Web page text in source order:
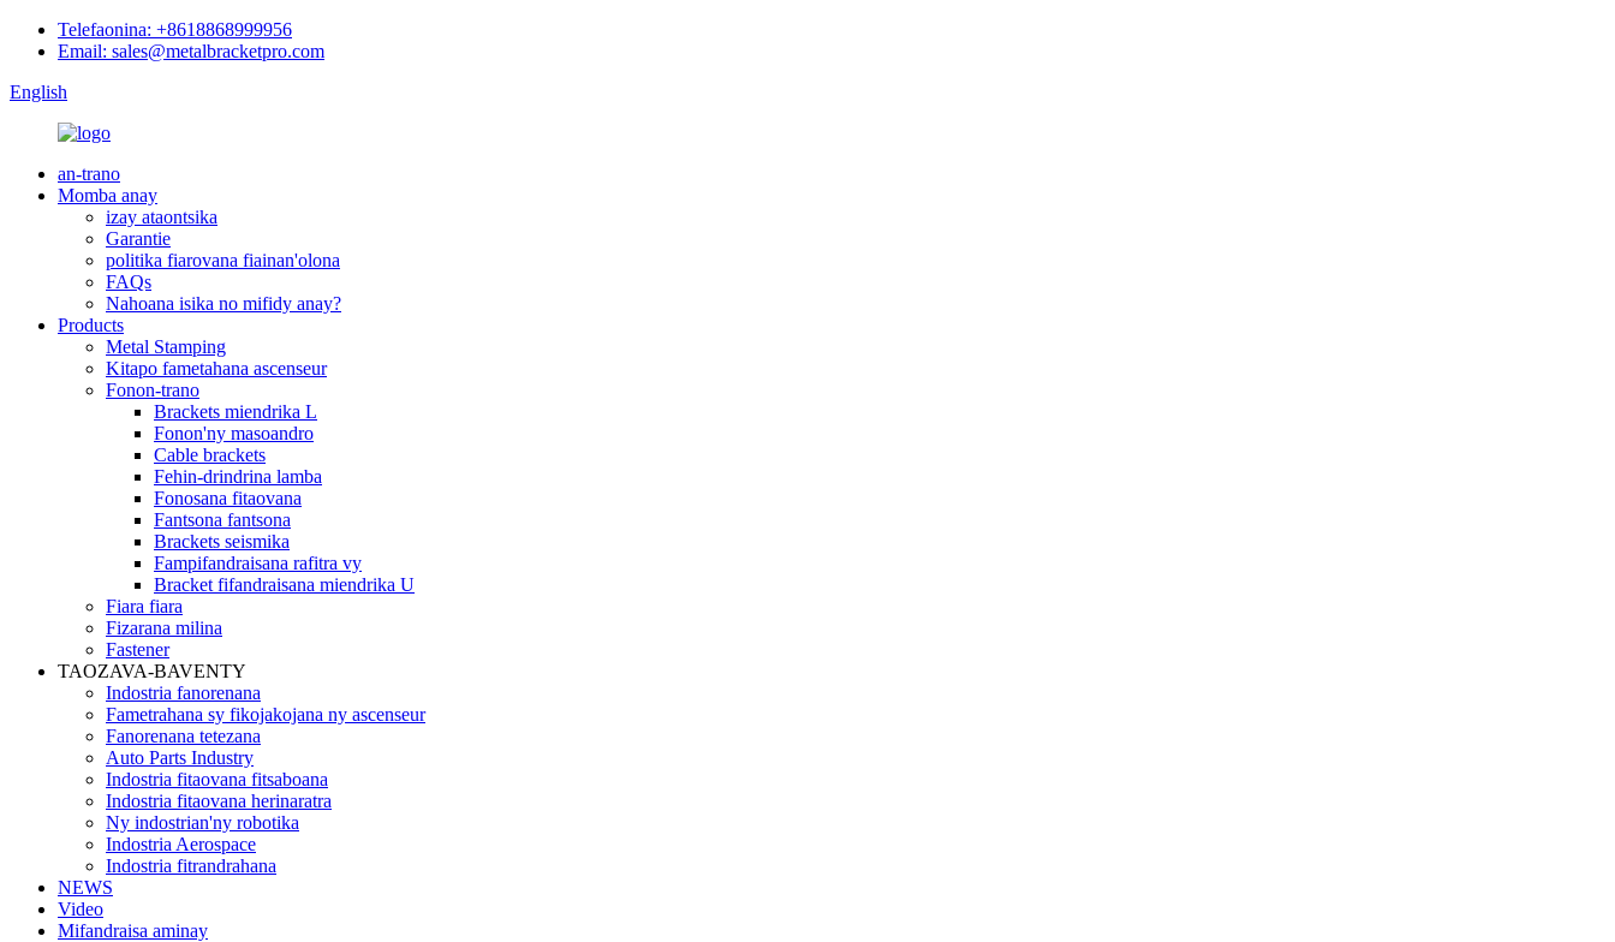
Telefaonina: +8618868999956
Email: sales@metalbracketpro.com
English
an-trano
Momba anay
izay ataontsika
Garantie
politika fiarovana fiainan'olona
FAQs
Nahoana isika no mifidy anay?
Products
Metal Stamping
Kitapo fametahana ascenseur
Fonon-trano
Brackets miendrika L
Fonon'ny masoandro
Cable brackets
Fehin-drindrina lamba
Fonosana fitaovana
Fantsona fantsona
Brackets seismika
Fampifandraisana rafitra vy
Bracket fifandraisana miendrika U
Fiara fiara
Fizarana milina
Fastener
TAOZAVA-BAVENTY
Indostria fanorenana
Fametrahana sy fikojakojana ny ascenseur
Fanorenana tetezana
Auto Parts Industry
Indostria fitaovana fitsaboana
Indostria fitaovana herinaratra
Ny indostrian'ny robotika
Indostria Aerospace
Indostria fitrandrahana
NEWS
Video
Mifandraisa aminay